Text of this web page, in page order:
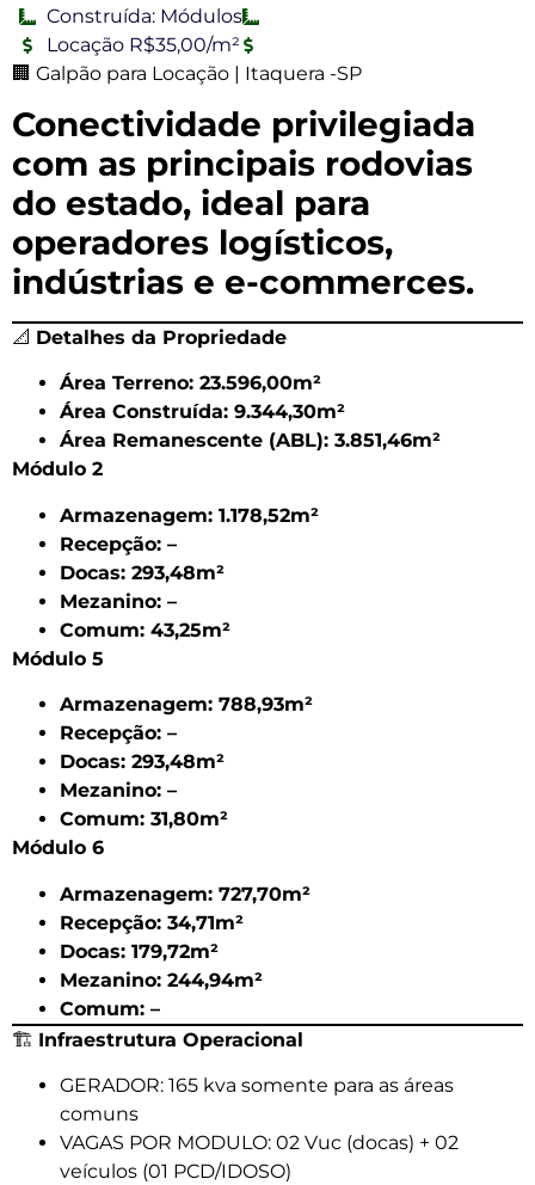
Construída: Módulos
Locação R$35,00/m²
🏢 Galpão para Locação | Itaquera -SP
Conectividade privilegiada
com as principais rodovias
do estado, ideal para
operadores logísticos,
indústrias e e-commerces.
📐 Detalhes da Propriedade
Área Terreno: 23.596,00m²
Área Construída: 9.344,30m²
Área Remanescente (ABL): 3.851,46m²
Módulo 2
Armazenagem: 1.178,52m²
Recepção: –
Docas: 293,48m²
Mezanino: –
Comum: 43,25m²
Módulo 5
Armazenagem: 788,93m²
Recepção: –
Docas: 293,48m²
Mezanino: –
Comum: 31,80m²
Módulo 6
Armazenagem: 727,70m²
Recepção: 34,71m²
Docas: 179,72m²
Mezanino: 244,94m²
Comum: –
🏗️ Infraestrutura Operacional
GERADOR: 165 kva somente para as áreas
comuns
VAGAS POR MODULO: 02 Vuc (docas) + 02
veículos (01 PCD/IDOSO)